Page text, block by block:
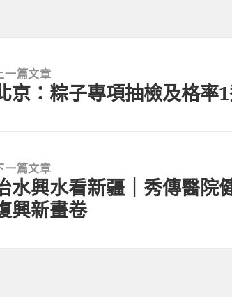
一篇文章
:
京：粽子專項抽檢及格率
一篇文章
水興水看新疆｜秀傳醫院
興新畫卷